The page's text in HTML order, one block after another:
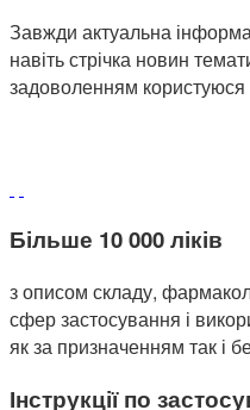
Завжди актуальна
навіть стрічка новин
задоволенням
Більше 10 000 ліків
з описом складу,
сфер застосування і
як за призначенням так і
Інструкції по